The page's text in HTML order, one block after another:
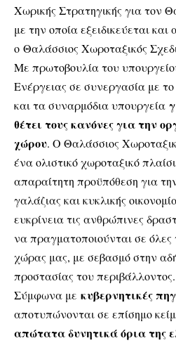
Χωρικής Στρατηγικής για
με την οποία εξειδικεύεται
ο Θαλάσσιος Χωροταξικός
Με πρωτοβουλία του
Ενέργειας σε συνεργασία με
και τα συναρμόδια υπουργεία
θέτει τους κανόνες για την
χώρου. Ο Θαλάσσιος
ένα ολιστικό χωροταξικό
απαραίτητη προϋπόθεση για
γαλάζιας και κυκλικής
ευκρίνεια τις ανθρώπινες
να πραγματοποιούνται σε όλες
χώρας μας, με σεβασμό στην
προστασίας του περιβάλλοντος.
Σύμφωνα με κυβερνητικές
αποτυπώνονται σε επίσημο
απώτατα δυνητικά όρια της